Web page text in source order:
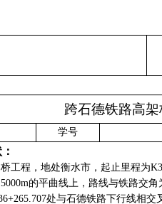
跨石德铁路高
学号
：
工程，地处衡水市，起止里程为
5000m的平曲线上，路线与铁路交角
处与石德铁路下行线相交